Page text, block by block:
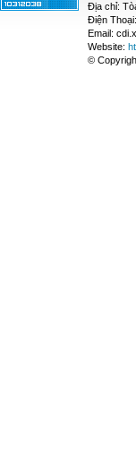
Địa chỉ:
Điện
Email:
Website:
©